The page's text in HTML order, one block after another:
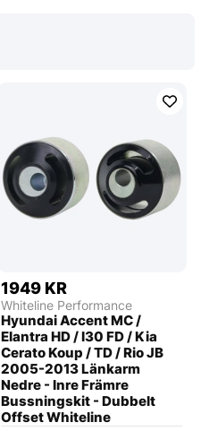
1949 KR
Whiteline Performance
Hyundai Accent MC /
Elantra HD / I30 FD / Kia
Cerato Koup / TD / Rio JB
2005-2013 Länkarm
Nedre - Inre Främre
Bussningskit - Dubbelt
Offset Whiteline